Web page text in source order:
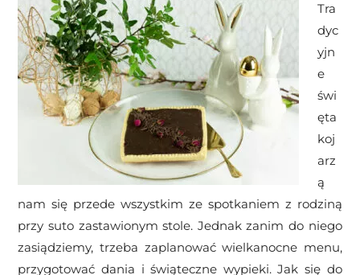
Tra
dyc
yjn
e
świ
ęta
koj
arz
ą
nam się przede wszystkim ze spotkaniem z rodziną
przy suto zastawionym stole. Jednak zanim do niego
zasiądziemy, trzeba zaplanować wielkanocne menu,
przygotować dania i świąteczne wypieki. Jak się do